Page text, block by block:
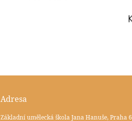
Adresa
Základní umělecká škola Jana Hanuše, Praha 6